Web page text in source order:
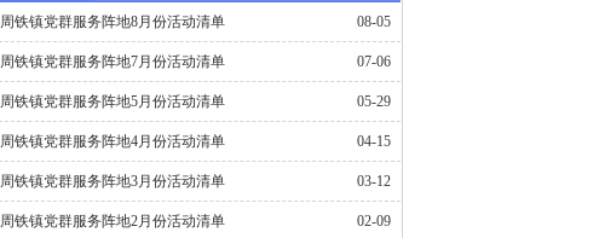
08-05
周铁镇党群服务阵地8月份活动清单
07-06
周铁镇党群服务阵地7月份活动清单
05-29
周铁镇党群服务阵地5月份活动清单
04-15
周铁镇党群服务阵地4月份活动清单
03-12
周铁镇党群服务阵地3月份活动清单
02-09
周铁镇党群服务阵地2月份活动清单